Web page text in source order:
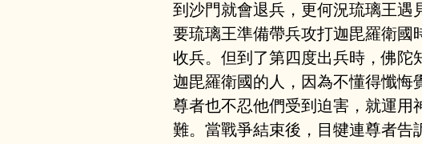
到沙門就會退兵，更何況琉璃王遇
要琉璃王準備帶兵攻打迦毘羅衛國
收兵。但到了第四度出兵時，佛陀
迦毘羅衛國的人，因為不懂得懺悔
尊者也不忍他們受到迫害，就運用
難。當戰爭結束後，目犍連尊者告